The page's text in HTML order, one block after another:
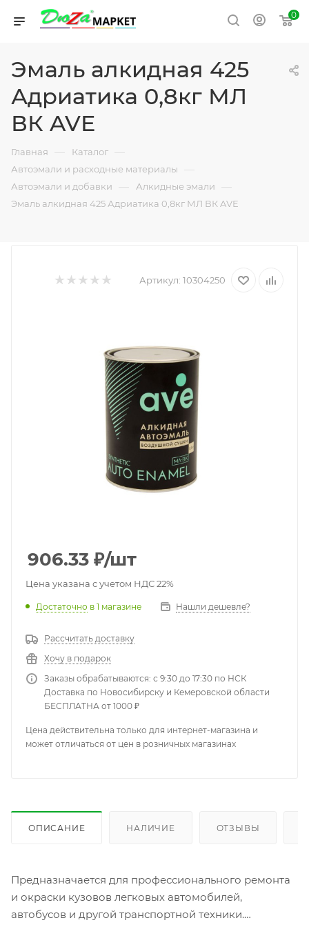
0
Эмаль алкидная 425
Адриатика 0,8кг МЛ
ВК AVE
Главная — Каталог —
Автоэмали и расходные материалы —
Автоэмали и добавки — Алкидные эмали —
Эмаль алкидная 425 Адриатика 0,8кг МЛ ВК AVE
Артикул: 10304250
906.33 ₽/шт
Цена указана с учетом НДС 22%
Достаточно в 1 магазине Нашли дешевле?
Рассчитать доставку
Хочу в подарок
Заказы обрабатываются: с 9:30 до 17:30 по НСК
Доставка по Новосибирску и Кемеровской области
БЕСПЛАТНА от 1000 ₽
Цена действительна только для интернет-магазина и
может отличаться от цен в розничных магазинах
ОПИСАНИЕ НАЛИЧИЕ ОТЗЫВЫ
Предназначается для профессионального ремонта
и окраски кузовов легковых автомобилей,
автобусов и другой транспортной техники.